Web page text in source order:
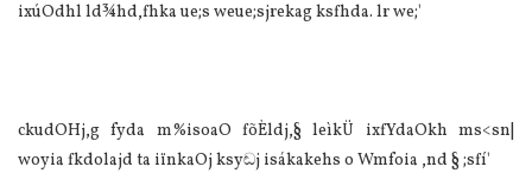
ixúOdhl ld¾hd,fhka ue;s weue;sjrekag ksfhda. lr we;'
ckudOHj,g fyda m%isoaO fõÈldj,§ leìkÜ‌ ixfYdaOkh ms<sn|
woyia‌ fkdola‌jd ta iïnkaOj ksyඬj isákakehs o Wmfoia‌ ,nd § ;sfí'